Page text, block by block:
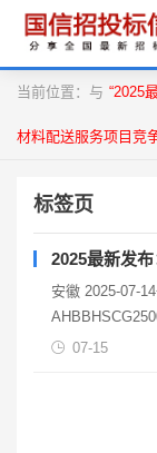
当前位置：与 “2025
材料配送服务项目竞
标签页
2025最新发
安徽 2025-07-14一、项目名称及内容1.项目编号：
主副食品原材料
07-15